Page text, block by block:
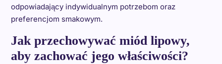
odpowiadający indywidualnym potrzebom oraz
preferencjom smakowym.
Jak przechowywać miód lipowy,
aby zachować jego właściwości?